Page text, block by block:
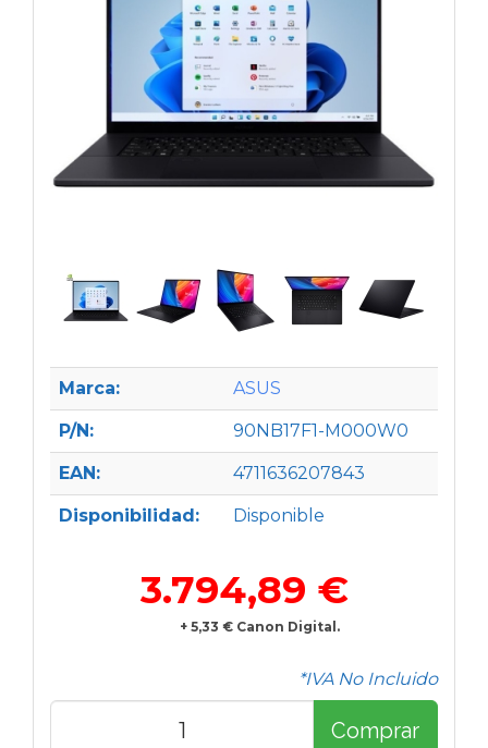
Marca: ASUS
P/N: 90NB17F1-M000W0
EAN: 4711636207843
Disponibilidad: Disponible
3.794,89 €
+ 5,33 € Canon Digital.
*IVA No Incluido
Comprar